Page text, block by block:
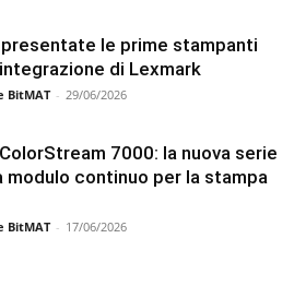
le prime stampanti
di Lexmark
BitMAT - 29/06/2026
7000: la nuova serie
modulo continuo per la stampa
BitMAT - 17/06/2026